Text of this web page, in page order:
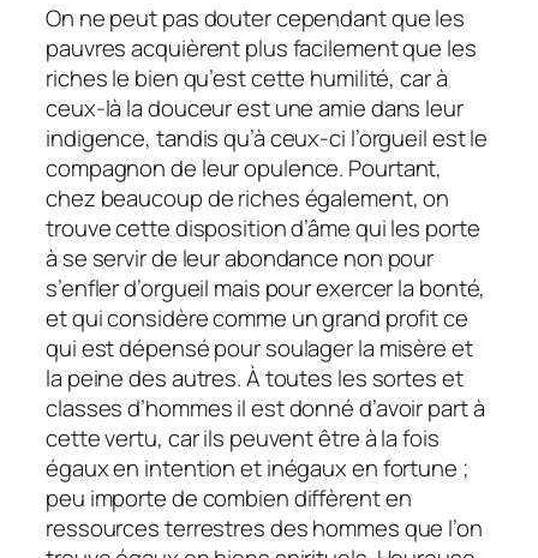
On ne peut pas douter cependant que les
pauvres acquièrent plus facilement que les
riches le bien qu’est cette humilité, car à
ceux-là la douceur est une amie dans leur
indigence, tandis qu’à ceux-ci l’orgueil est le
compagnon de leur opulence. Pourtant,
chez beaucoup de riches également, on
trouve cette disposition d’âme qui les porte
à se servir de leur abondance non pour
s’enfler d’orgueil mais pour exercer la bonté,
et qui considère comme un grand profit ce
qui est dépensé pour soulager la misère et
la peine des autres. À toutes les sortes et
classes d’hommes il est donné d’avoir part à
cette vertu, car ils peuvent être à la fois
égaux en intention et inégaux en fortune ;
peu importe de combien diffèrent en
ressources terrestres des hommes que l’on